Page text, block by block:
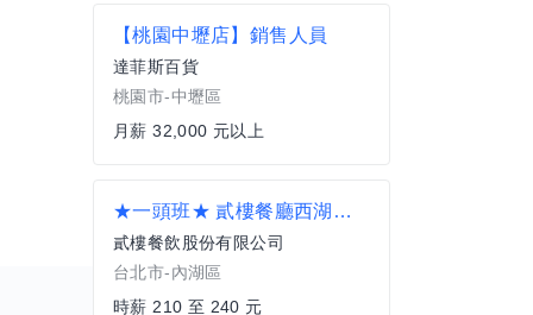
【桃園中壢店】銷售人員
達菲斯百貨
桃園市-中壢區
月薪 32,000 元以上
★一頭班★ 貳樓餐廳西湖店-外場PT(近捷運西湖站)_空班津貼另計
貳樓餐飲股份有限公司
台北市-內湖區
時薪 210 至 240 元